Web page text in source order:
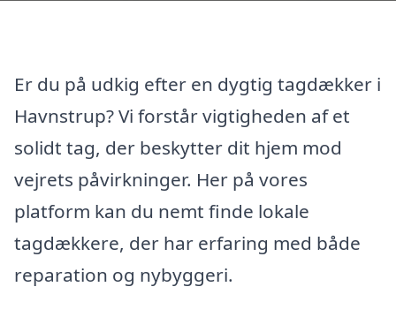
Er du på udkig efter en dygtig tagdækker i
Havnstrup? Vi forstår vigtigheden af et
solidt tag, der beskytter dit hjem mod
vejrets påvirkninger. Her på vores
platform kan du nemt finde lokale
tagdækkere, der har erfaring med både
reparation og nybyggeri.